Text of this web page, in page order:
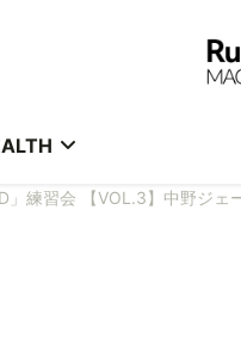
」練習会 【VOL.3】中野ジェ